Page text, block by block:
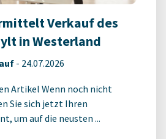
Verkauf des
in Westerland
- 24.07.2026
Artikel Wenn noch nicht
Sie sich jetzt Ihren
um auf die neusten ...